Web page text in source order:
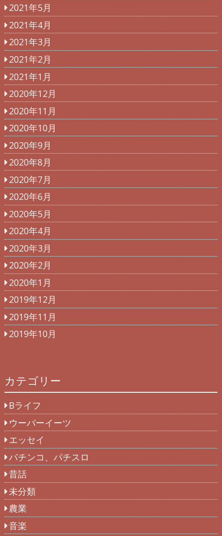
2021年5月
2021年4月
2021年3月
2021年2月
2021年1月
2020年12月
2020年11月
2020年10月
2020年9月
2020年8月
2020年7月
2020年6月
2020年5月
2020年4月
2020年3月
2020年2月
2020年1月
2019年12月
2019年11月
2019年10月
カテゴリー
Bライフ
ウーバーイーツ
エッセイ
パチンコ、パチスロ
昔話
未分類
農業
音楽